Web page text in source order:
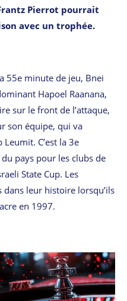
Pierrot pourrait
avec un trophée.
55e minute de jeu, Bnei
Hapoel Raanana,
sur le front de l’attaque,
son équipe, qui va
C’est la 3e
pays pour les clubs de
State Cup. Les
dans leur histoire lorsqu’ils
en 1997.